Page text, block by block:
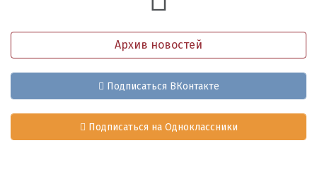
Архив новостей
Подписаться ВКонтакте
Подписаться на Одноклассники